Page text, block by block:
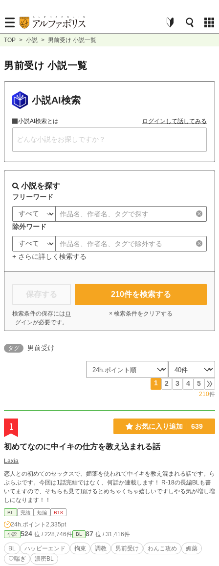
TOP > 小説 > 男前受け 小説一覧
男前受け 小説一覧
小説AI検索
小説AI検索とは ログインして話してみる
小説を探す
フリーワード
除外ワード
+ さらに詳しく検索する
保存する
検索条件の保存には ロ
グインが必要です。
210件を検索する
× 検索条件をクリアする
タグ 男前受け
1 2 3 4 5
210件
1 お気に入り追加 639
初めてなのに中イキの仕方を教え込まれる話
Laxia
恋人との初めてのセックスで、媚薬を使われて中イキを教え混まれる話です。ら
ぶらぶです。今回は1話完結ではなく、何話か連載します！ R-18の長編BLも書
いてますので、そちらも見て頂けるとめちゃくちゃ嬉しいですしやる気が増し増
しになります！！
BL 完結 短編 R18
24h.ポイント 2,335pt
小説 524 位 / 228,746件 BL 87 位 / 31,416件
BL ハッピーエンド 拘束 調教 男前受け わんこ攻め
媚薬
♡喘ぎ
濃密BL